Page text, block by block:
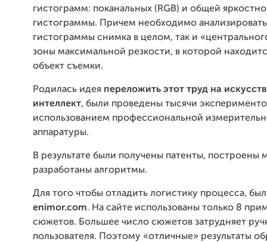
гистограмм: поканальных (RGB) и общей
гистограммы. Причем необходимо
гистограммы снимка в целом, так и
зоны максимальной резкости, в которой
объект съемки.
Родилась идея переложить этот труд на
интеллект, были проведены тысячи
использованием профессиональной
аппаратуры.
В результате были получены патенты, построены
разработаны алгоритмы.
Для того чтобы отладить логистику процесса,
enimor.com. На сайте использованы только 8
сюжетов. Большее число сюжетов затрудняет
пользователя. Поэтому «отличные» результаты